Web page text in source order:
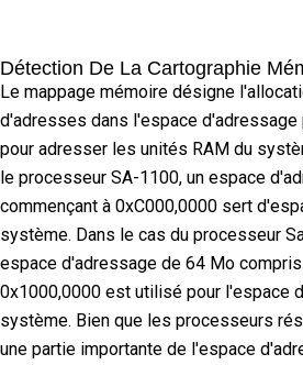
Détection De La Cartographie
Le mappage mémoire désigne
d'adresses dans l'espace d'adressage
pour adresser les unités RAM du
le processeur SA-1100, un espace
commençant à 0xC000,0000 sert
système. Dans le cas du processeur
espace d'adressage de 64 Mo
0x1000,0000 est utilisé pour l'espace
système. Bien que les processeurs
une partie importante de l'espace